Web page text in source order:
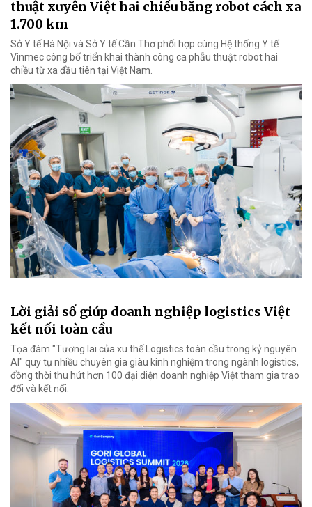
thuật xuyên Việt hai chiều bằng robot cách xa
1.700 km
Sở Y tế Hà Nội và Sở Y tế Cần Thơ phối hợp cùng Hệ thống Y tế
Vinmec công bố triển khai thành công ca phẫu thuật robot hai
chiều từ xa đầu tiên tại Việt Nam.
Lời giải số giúp doanh nghiệp logistics Việt
kết nối toàn cầu
Tọa đàm "Tương lai của xu thế Logistics toàn cầu trong kỷ nguyên
AI" quy tụ nhiều chuyên gia giàu kinh nghiệm trong ngành logistics,
đồng thời thu hút hơn 100 đại diện doanh nghiệp Việt tham gia trao
đổi và kết nối.